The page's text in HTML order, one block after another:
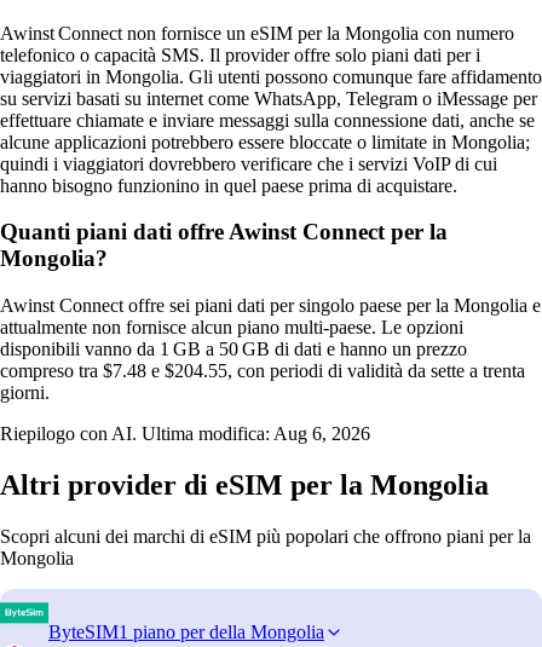
Awinst Connect non fornisce un eSIM per la Mongolia con numero
telefonico o capacità SMS. Il provider offre solo piani dati per i
viaggiatori in Mongolia. Gli utenti possono comunque fare affidamento
su servizi basati su internet come WhatsApp, Telegram o iMessage per
effettuare chiamate e inviare messaggi sulla connessione dati, anche se
alcune applicazioni potrebbero essere bloccate o limitate in Mongolia;
quindi i viaggiatori dovrebbero verificare che i servizi VoIP di cui
hanno bisogno funzionino in quel paese prima di acquistare.
Quanti piani dati offre Awinst Connect per la
Mongolia?
Awinst Connect offre sei piani dati per singolo paese per la Mongolia e
attualmente non fornisce alcun piano multi‑paese. Le opzioni
disponibili vanno da 1 GB a 50 GB di dati e hanno un prezzo
compreso tra $7.48 e $204.55, con periodi di validità da sette a trenta
giorni.
Riepilogo con AI. Ultima modifica: Aug 6, 2026
Altri provider di eSIM per la Mongolia
Scopri alcuni dei marchi di eSIM più popolari che offrono piani per la
Mongolia
ByteSIM1 piano per della Mongolia